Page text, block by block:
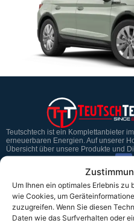
Um Ihnen ein optimales Erlebnis
wie Cookies, um
zuzugreifen. Wenn Sie diesen
Daten wie das Surfverhalten oder
Teutschtech ist ein Komplettanbieter
erneuerbaren Energien. Auf unserer
Übersicht über unsere Produkte und
Service & Hilfe
Kontakt